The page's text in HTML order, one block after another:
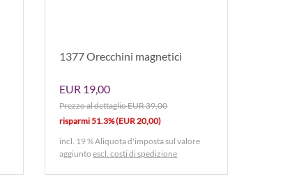
1377 Orecchini magnetici
EUR 19,00
Prezzo al dettaglio EUR 39,00
risparmi 51.3% (EUR 20,00)
incl. 19 % Aliquota d'imposta sul valore
aggiuntoescl. costi di spedizione